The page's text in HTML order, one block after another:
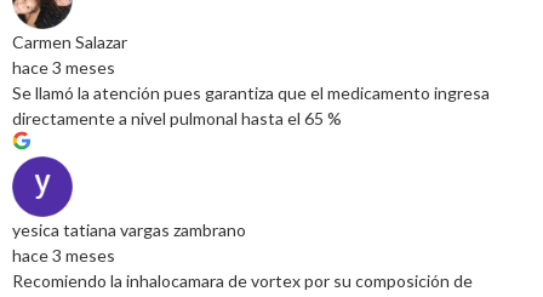
Carmen Salazar
hace 3 meses
Se llamó la atención pues garantiza que el medicamento ingresa
directamente a nivel pulmonal hasta el 65 %
yesica tatiana vargas zambrano
hace 3 meses
Recomiendo la inhalocamara de vortex por su composición de